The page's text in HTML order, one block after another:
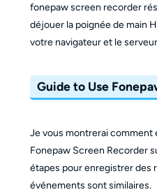
fonepaw screen recorder
déjouer la poignée de main
votre navigateur et le
Guide to Use
Je vous montrerai comment
Fonepaw Screen Recorder
étapes pour enregistrer des
événements sont similaires.